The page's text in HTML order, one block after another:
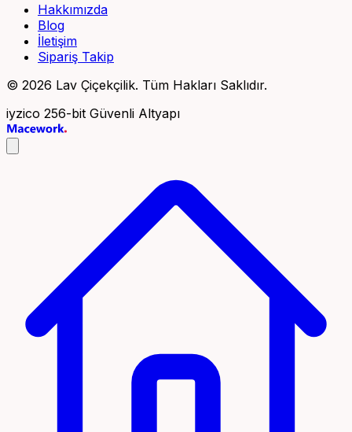
Hakkımızda
Blog
İletişim
Sipariş Takip
© 2026 Lav Çiçekçilik. Tüm Hakları Saklıdır.
iyzico 256-bit Güvenli Altyapı